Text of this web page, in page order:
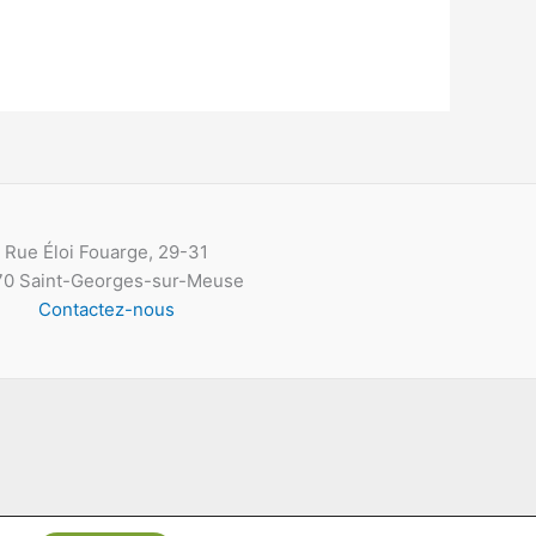
Rue Éloi Fouarge, 29-31
Saint-Georges-sur-Meuse
Contactez-nous